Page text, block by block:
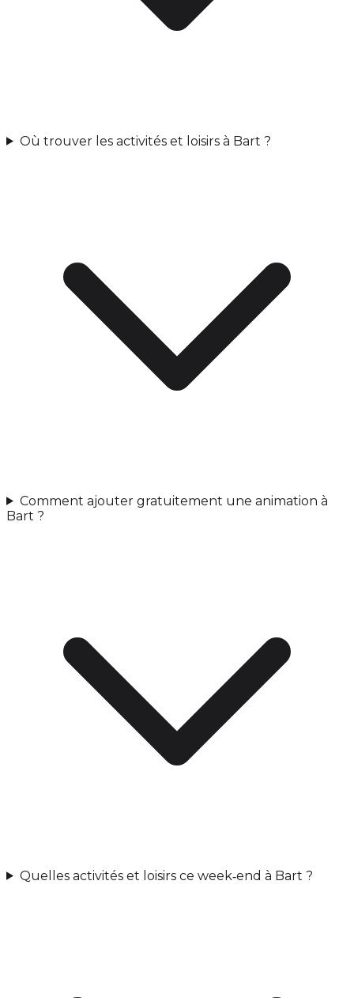
Où trouver les activités et loisirs à Bart ?
Comment ajouter gratuitement une animation à
Bart ?
Quelles activités et loisirs ce week‑end à Bart ?